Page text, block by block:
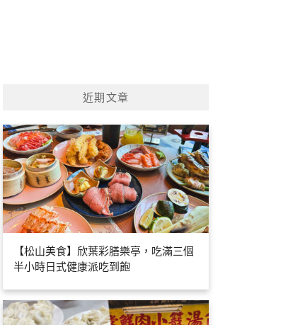
近期文章
【松山美食】欣葉彩膳樂亭，吃滿三個
半小時日式健康派吃到飽